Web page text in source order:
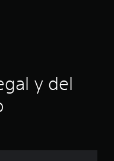
y del